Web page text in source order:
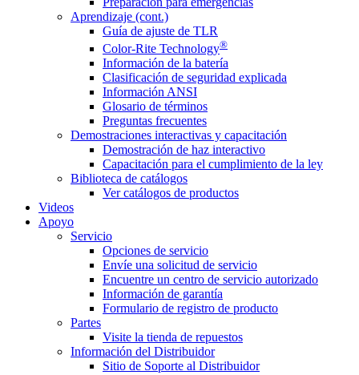
Aprendizaje (cont.)
Guía de ajuste de TLR
Color-Rite Technology®
Información de la batería
Clasificación de seguridad explicada
Información ANSI
Glosario de términos
Preguntas frecuentes
Demostraciones interactivas y capacitación
Demostración de haz interactivo
Capacitación para el cumplimiento de la ley
Biblioteca de catálogos
Ver catálogos de productos
Videos
Apoyo
Servicio
Opciones de servicio
Envíe una solicitud de servicio
Encuentre un centro de servicio autorizado
Información de garantía
Formulario de registro de producto
Partes
Visite la tienda de repuestos
Información del Distribuidor
Sitio de Soporte al Distribuidor